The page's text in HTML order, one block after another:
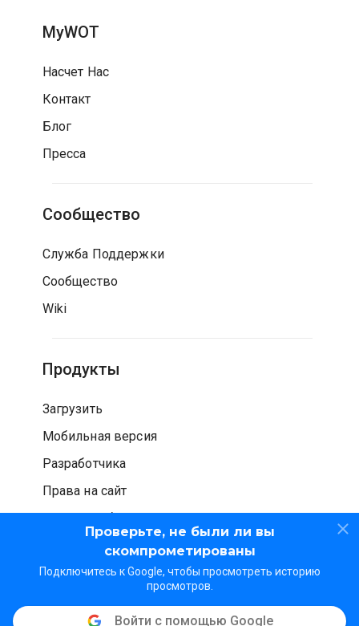
Проверьте, не были ли вы
скомпрометированы
Подключитесь к Google, чтобы просмотреть историю
просмотров.
Войти с помощью Google
MyWOT
Насчет Нас
Контакт
Блог
Пресса
Сообщество
Служба Поддержки
Сообщество
Wiki
Продукты
Загрузить
Мобильная версия
Разработчика
Права на сайт
Проверка безопасности